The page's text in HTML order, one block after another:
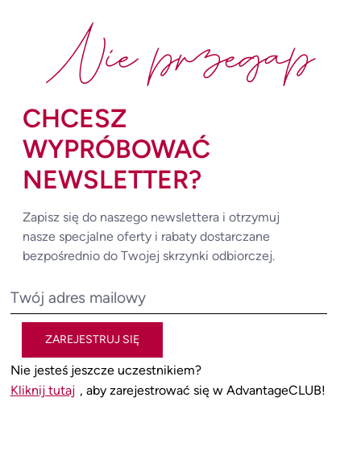
CHCESZ
WYPRÓBOWAĆ
NEWSLETTER?
Zapisz się do naszego newslettera i otrzymuj
nasze specjalne oferty i rabaty dostarczane
bezpośrednio do Twojej skrzynki odbiorczej.
ZAREJESTRUJ SIĘ
Nie jesteś jeszcze uczestnikiem?
Kliknij tutaj , aby zarejestrować się w AdvantageCLUB!
Nie przegap